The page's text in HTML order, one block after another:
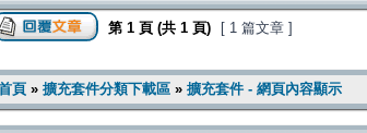
第 1 頁 (共 1 頁) [ 1 篇文章 ]
頁 » 擴充套件分類下載區 » 擴充套件 - 網頁內容顯示